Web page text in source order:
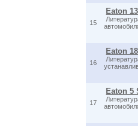
15
Eaton
16
Eaton
17
Eaton 5